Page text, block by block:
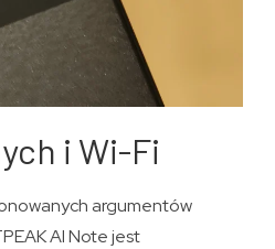
i Wi-Fi
argumentów
AI Note jest